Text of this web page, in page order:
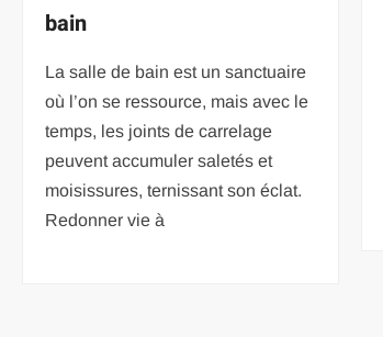
bain
La salle de bain est un sanctuaire
où l’on se ressource, mais avec le
temps, les joints de carrelage
peuvent accumuler saletés et
moisissures, ternissant son éclat.
Redonner vie à